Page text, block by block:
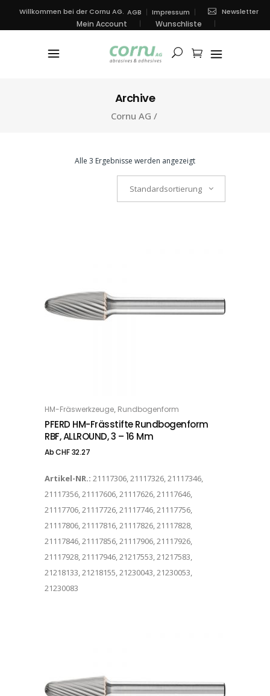
Willkommen bei der Cornu AG. AGB Impressum Newsletter
Mein Account Wunschliste
Archive
Cornu AG /
Alle 3 Ergebnisse werden angezeigt
Standardsortierung
OPTIONS
HM-Fräswerkzeuge, Rundbogenform
PFERD HM-Frässtifte Rundbogenform
RBF, ALLROUND, 3 – 16 Mm
AbCHF32.27
Artikel-NR.: 21117306, 21117326, 21117346,
21117356, 21117606, 21117626, 21117646,
21117706, 21117726, 21117746, 21117756,
21117806, 21117816, 21117826, 21117828,
21117846, 21117856, 21117906, 21117926,
21117928, 21117946, 21217553, 21217583,
21218133, 21218155, 21230043, 21230053,
21230083